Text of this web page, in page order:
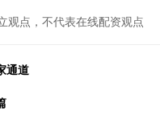
观点，不代表在线配资观点
通道